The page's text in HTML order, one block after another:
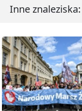
Inne znaleziska: